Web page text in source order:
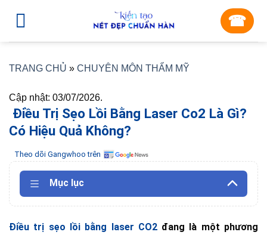
☎︎
TRANG CHỦ » CHUYÊN MÔN THẨM MỸ
Cập nhật: 03/07/2026.
Điều Trị Sẹo Lồi Bằng Laser Co2 Là Gì?
Có Hiệu Quả Không?
Theo dõi Gangwhoo trên
Mục lục
Điều trị sẹo lồi bằng laser CO2đang là một phương